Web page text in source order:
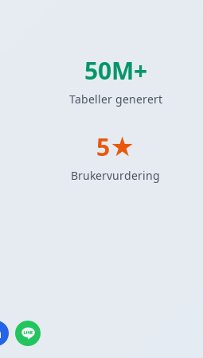
50M+
Tabeller generert
5★
Brukervurdering